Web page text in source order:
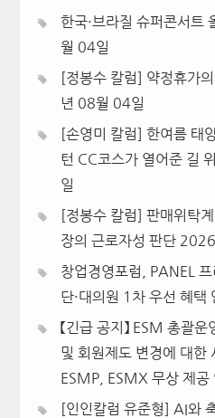
한국·브라질 슈퍼콘서트
월 04일
[정봉수 칼럼] 약정휴가
년 08월 04일
[손영미 칼럼] 한여름 태
턴 CC코스가 열어준 길
일
[정봉수 칼럼] 판매위탁
장의 근로자성 판단
창업경영포럼, PANEL
단·대의원 1차 우선 혜택
【긴급 공지】 ESM 총괄
및 회원제도 변경에 대한
ESMP, ESMX 무상 제공
[인인칼럼 유준형] AI와